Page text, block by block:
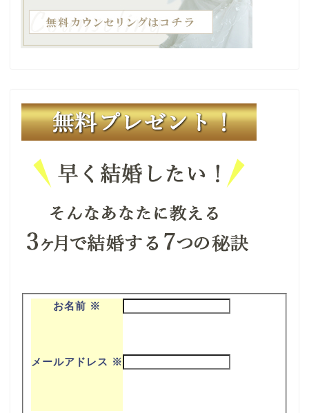
お名前 ※
メールアドレス ※